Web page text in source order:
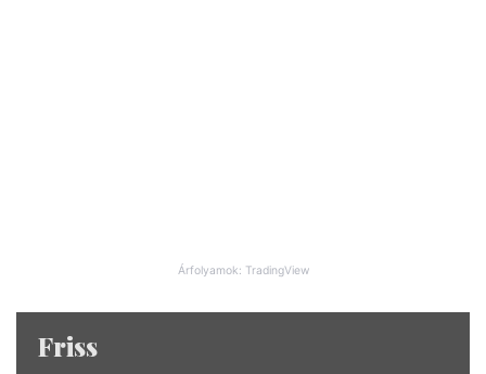
Árfolyamok: TradingView
Friss